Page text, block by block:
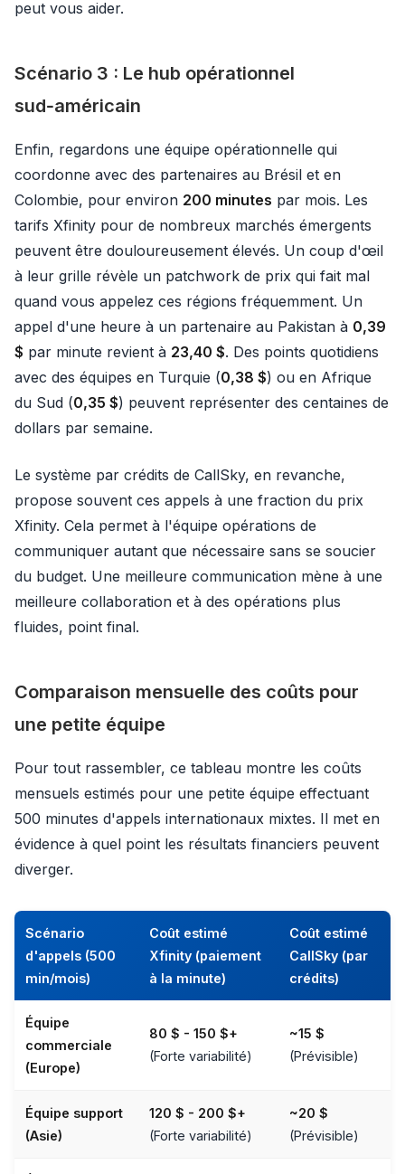
peut vous aider.
Scénario 3 : Le hub opérationnel
sud‑américain
Enfin, regardons une équipe opérationnelle qui
coordonne avec des partenaires au Brésil et en
Colombie, pour environ 200 minutes par mois. Les
tarifs Xfinity pour de nombreux marchés émergents
peuvent être douloureusement élevés. Un coup d'œil
à leur grille révèle un patchwork de prix qui fait mal
quand vous appelez ces régions fréquemment. Un
appel d'une heure à un partenaire au Pakistan à 0,39
$ par minute revient à 23,40 $. Des points quotidiens
avec des équipes en Turquie (0,38 $) ou en Afrique
du Sud (0,35 $) peuvent représenter des centaines de
dollars par semaine.
Le système par crédits de CallSky, en revanche,
propose souvent ces appels à une fraction du prix
Xfinity. Cela permet à l'équipe opérations de
communiquer autant que nécessaire sans se soucier
du budget. Une meilleure communication mène à une
meilleure collaboration et à des opérations plus
fluides, point final.
Comparaison mensuelle des coûts pour
une petite équipe
Pour tout rassembler, ce tableau montre les coûts
mensuels estimés pour une petite équipe effectuant
500 minutes d'appels internationaux mixtes. Il met en
évidence à quel point les résultats financiers peuvent
diverger.
Scénario
d'appels (500
min/mois)
Coût estimé
Xfinity (paiement
à la minute)
Coût estimé
CallSky (par
crédits)
Équipe
commerciale
(Europe)
80 $ - 150 $+
(Forte variabilité)
~15 $
(Prévisible)
Équipe support
(Asie)
120 $ - 200 $+
(Forte variabilité)
~20 $
(Prévisible)